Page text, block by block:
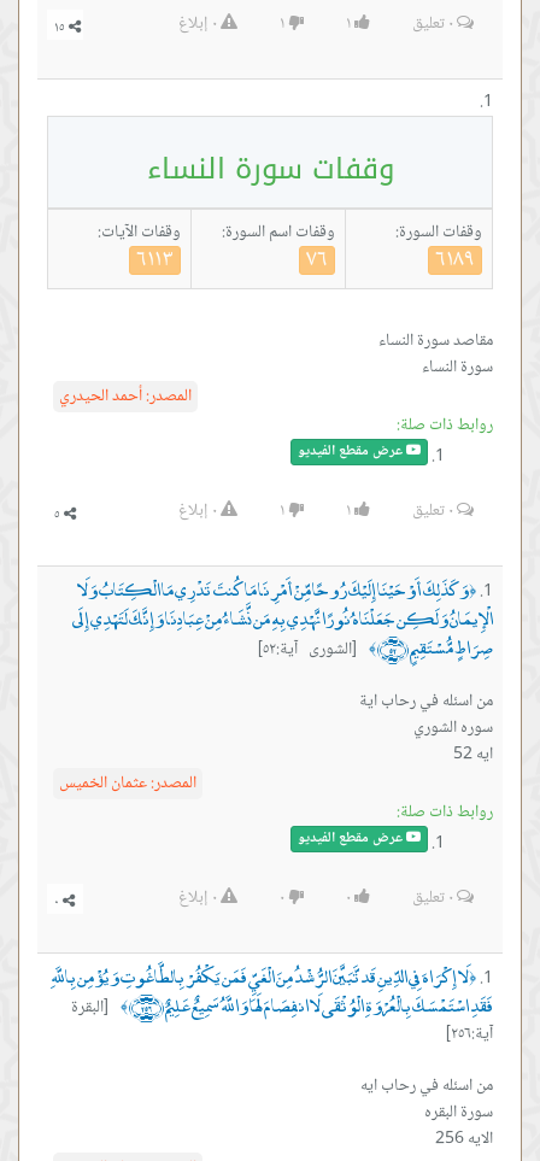
٠تعليق ١ ١ ٠ إبلاغ
وقفات سورة النساء
وقفات السورة:
٦١٨٩
وقفات اسم السورة:
٧٦
وقفات الآيات:
٦١١٣
سورة النساء
المصدر:أحمد الحيدري
روابط ذات صلة:
عرض مقطع الفيديو
٠تعليق ١ ١ ٠ إبلاغ
﴿وَكَذَلِكَ أَوْحَيْنَا إِلَيْكَ رُوحًا مِّنْ أَمْرِنَا مَا كُنتَ تَدْرِي مَا الْكِتَابُ وَلَا
الْإِيمَانُ وَلَكِن جَعَلْنَاهُ نُورًا نَّهْدِي بِهِ مَن نَّشَاءُ مِنْ عِبَادِنَا وَإِنَّكَ لَتَهْدِي إِلَى
صِرَاطٍ مُّسْتَقِيمٍ ﴿٥٢﴾ ﴾
[الشورى آية:٥٢]
ايه 52
المصدر:عثمان الخميس
روابط ذات صلة:
عرض مقطع الفيديو
٠تعليق ٠ ٠ ٠ إبلاغ
﴿لَا إِكْرَاهَ فِي الدِّينِ قَد تَّبَيَّنَ الرُّشْدُ مِنَ الْغَيِّ فَمَن يَكْفُرْ بِالطَّاغُوتِ وَيُؤْمِن بِاللَّهِ
فَقَدِ اسْتَمْسَكَ بِالْعُرْوَةِ الْوُثْقَى لَا انفِصَامَ لَهَا وَاللَّهُ سَمِيعٌ عَلِيمٌ ﴿٢٥٦﴾ ﴾
[البقرة
آية:٢٥٦]
الايه 256